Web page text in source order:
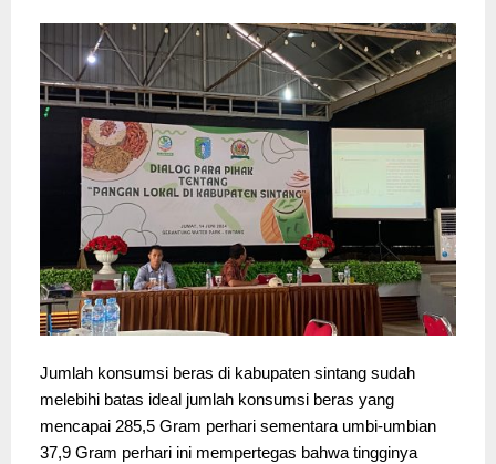
Jumlah konsumsi beras di kabupaten sintang sudah
melebihi batas ideal jumlah konsumsi beras yang
mencapai 285,5 Gram perhari sementara umbi-umbian
37,9 Gram perhari ini mempertegas bahwa tingginya